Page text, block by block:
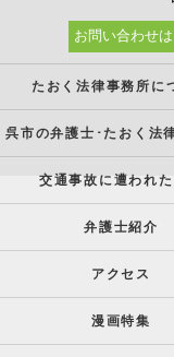
お問い合わせ
たおく法律事務所に
交通事故に遭われ
弁護士紹介
アクセス
漫画特集